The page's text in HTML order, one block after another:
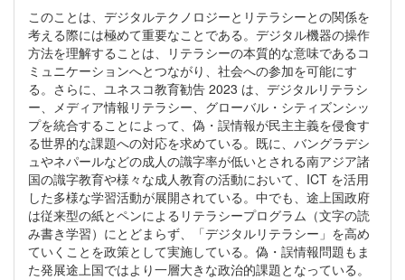
このことは、デジタルテクノロジーとリテラシーとの関係を
考える際には極めて重要なことである。デジタル機器の操作
方法を理解することは、リテラシーの本質的な意味であるコ
ミュニケーションへとつながり、社会への参加を可能にす
る。さらに、ユネスコ教育勧告 2023 は、デジタルリテラシ
ー、メディア情報リテラシー、グローバル・シティズンシッ
プを統合することによって、偽・誤情報が民主主義を侵食す
る世界的な課題への対応を求めている。既に、バングラデシ
ュやネパールなどの成人の識字率が低いとされる南アジア諸
国の識字教育や様々な成人教育の活動において、ICT を活用
した多様な学習活動が展開されている。中でも、途上国政府
は従来型の紙とペンによるリテラシープログラム（文字の読
み書き学習）にとどまらず、「デジタルリテラシー」を高め
ていくことを政策として実施している。偽・誤情報問題もま
た発展途上国ではより一層大きな政治的課題となっている。